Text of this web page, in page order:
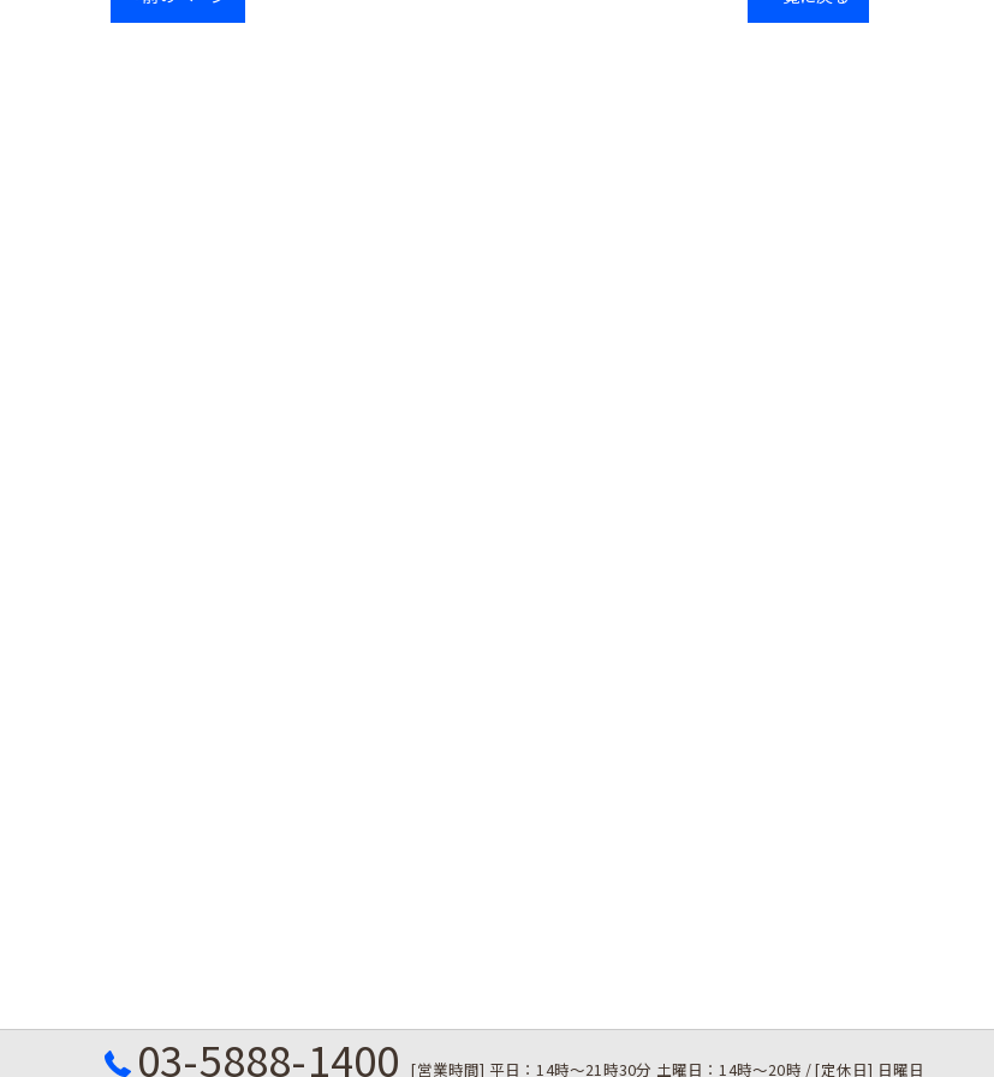
03-5888-1400 [営業時間] 平日：14時～21時30分 土曜日：14時～20時 / [定休日] 日曜日